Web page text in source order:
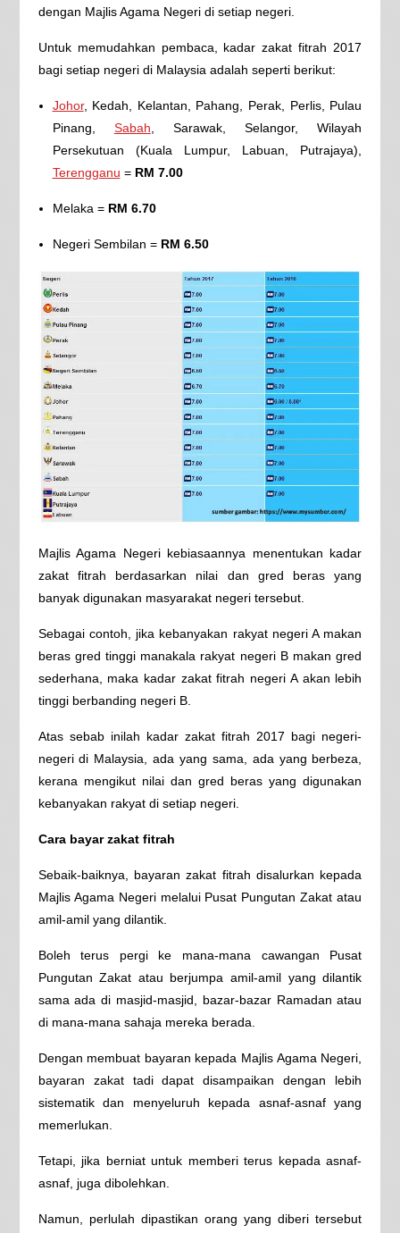
dengan Majlis Agama Negeri di setiap negeri.
Untuk memudahkan pembaca, kadar zakat fitrah 2017
bagi setiap negeri di Malaysia adalah seperti berikut:
Johor, Kedah, Kelantan, Pahang, Perak, Perlis, Pulau
Pinang, Sabah , Sarawak, Selangor, Wilayah
Persekutuan (Kuala Lumpur, Labuan, Putrajaya),
Terengganu = RM 7.00
Melaka = RM 6.70
Negeri Sembilan = RM 6.50
Majlis Agama Negeri kebiasaannya menentukan kadar
zakat fitrah berdasarkan nilai dan gred beras yang
banyak digunakan masyarakat negeri tersebut.
Sebagai contoh, jika kebanyakan rakyat negeri A makan
beras gred tinggi manakala rakyat negeri B makan gred
sederhana, maka kadar zakat fitrah negeri A akan lebih
tinggi berbanding negeri B.
Atas sebab inilah kadar zakat fitrah 2017 bagi negeri-
negeri di Malaysia, ada yang sama, ada yang berbeza,
kerana mengikut nilai dan gred beras yang digunakan
kebanyakan rakyat di setiap negeri.
Cara bayar zakat fitrah
Sebaik-baiknya, bayaran zakat fitrah disalurkan kepada
Majlis Agama Negeri melalui Pusat Pungutan Zakat atau
amil-amil yang dilantik.
Boleh terus pergi ke mana-mana cawangan Pusat
Pungutan Zakat atau berjumpa amil-amil yang dilantik
sama ada di masjid-masjid, bazar-bazar Ramadan atau
di mana-mana sahaja mereka berada.
Dengan membuat bayaran kepada Majlis Agama Negeri,
bayaran zakat tadi dapat disampaikan dengan lebih
sistematik dan menyeluruh kepada asnaf-asnaf yang
memerlukan.
Tetapi, jika berniat untuk memberi terus kepada asnaf-
asnaf, juga dibolehkan.
Namun, perlulah dipastikan orang yang diberi tersebut